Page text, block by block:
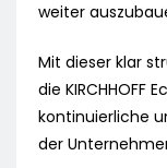
weiter
Mit dieser klar
die KIRCHHOFF
kontinuierliche
der